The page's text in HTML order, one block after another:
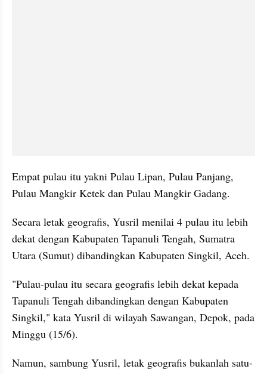
Empat pulau itu yakni Pulau Lipan, Pulau Panjang,
Pulau Mangkir Ketek dan Pulau Mangkir Gadang.
Secara letak geografis, Yusril menilai 4 pulau itu lebih
dekat dengan Kabupaten Tapanuli Tengah, Sumatra
Utara (Sumut) dibandingkan Kabupaten Singkil, Aceh.
"Pulau-pulau itu secara geografis lebih dekat kepada
Tapanuli Tengah dibandingkan dengan Kabupaten
Singkil," kata Yusril di wilayah Sawangan, Depok, pada
Minggu (15/6).
Namun, sambung Yusril, letak geografis bukanlah satu-